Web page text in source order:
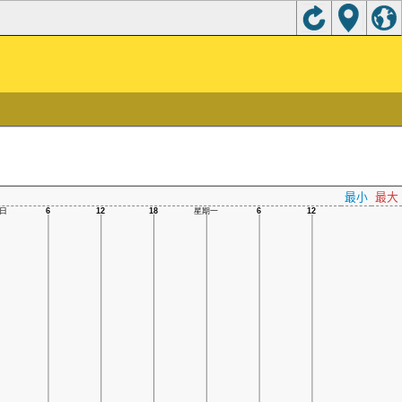
最小 最大